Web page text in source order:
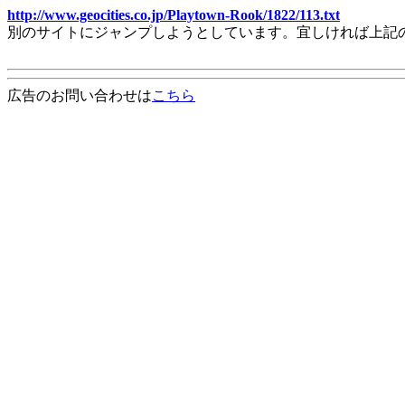
http://www.geocities.co.jp/Playtown-Rook/1822/113.txt
別のサイトにジャンプしようとしています。宜しければ上
広告のお問い合わせはこちら